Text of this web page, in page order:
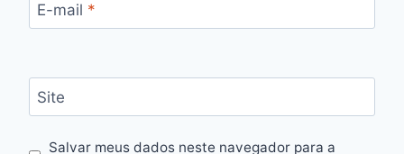
E-mail *
Site
Salvar meus dados neste navegador para a